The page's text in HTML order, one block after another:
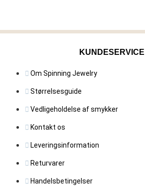
KUNDESERVICE
Om Spinning Jewelry
Størrelsesguide
Vedligeholdelse af smykker
Kontakt os
Leveringsinformation
Returvarer
Handelsbetingelser